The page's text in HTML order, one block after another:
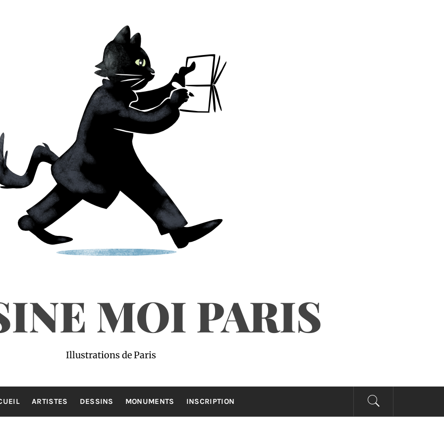
MOI PARIS
Illustrations de Paris
ARTISTES DESSINS MONUMENTS INSCRIPTION